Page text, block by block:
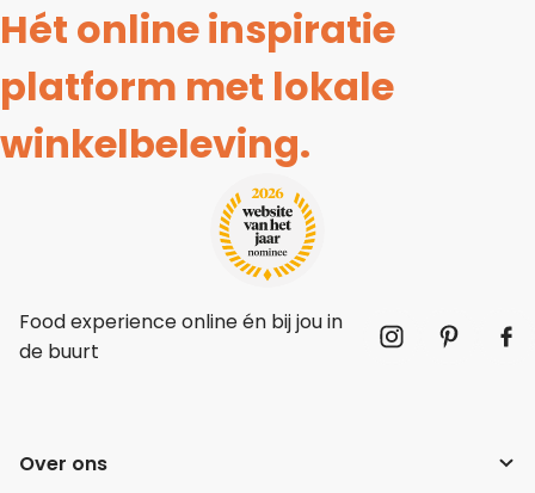
Hét online inspiratie
platform met lokale
winkelbeleving.
Food experience online én bij jou in
de buurt
Over ons